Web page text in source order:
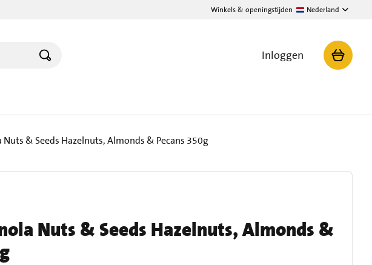
Winkels & openingstijden Nederland
Inloggen
Nuts & Seeds Hazelnuts, Almonds & Pecans 350g
Nuts & Seeds Hazelnuts, Almonds &